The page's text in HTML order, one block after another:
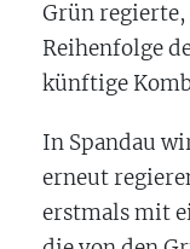
Grün
Reihenfolge
künftige
In Spandau
erneut
erstmals mit